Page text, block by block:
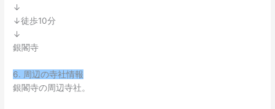
↓
↓徒歩10分
↓
銀閣寺
6. 周辺の寺社情報
銀閣寺の周辺寺社。